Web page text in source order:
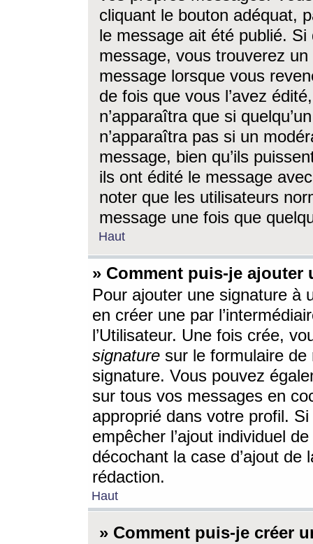
cliquant le bouton adéquat,
le message ait été publié. Si
message, vous trouverez
message lorsque vous
de fois que vous l’avez
n’apparaîtra que si
n’apparaîtra pas si un
message, bien qu’ils
ils ont édité le message
noter que les utilisateurs
message une fois que
Haut
» Comment puis-je ajouter
Pour ajouter une signature à
en créer une par
l’Utilisateur. Une fois crée,
signature sur le formulaire de
signature. Vous pouvez
sur tous vos messages en
approprié dans votre profil.
empêcher l’ajout individuel
décochant la case d’ajout
rédaction.
Haut
» Comment puis-je créer